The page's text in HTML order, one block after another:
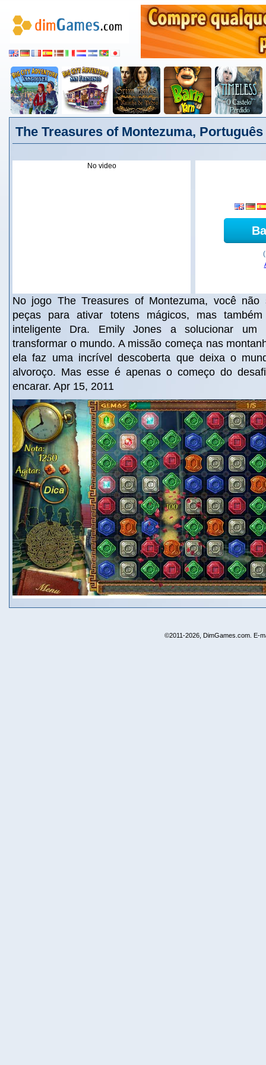
The Treasures of Montezuma, Português
No video
No jogo The Treasures of Montezuma, você não
peças para ativar totens mágicos, mas
inteligente Dra. Emily Jones a solucionar um
transformar o mundo. A missão começa nas
ela faz uma incrível descoberta que deixa o
alvoroço. Mas esse é apenas o começo do
encarar. Apr 15, 2011
©2011-2026, DimGames.com. E-